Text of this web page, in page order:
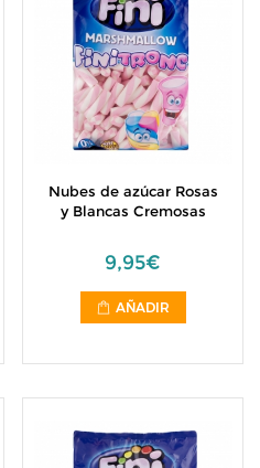
Nubes de azúcar Rosas
y Blancas Cremosas
9,95€
AÑADIR